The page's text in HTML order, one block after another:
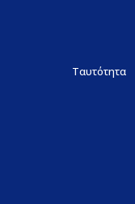
Ταυτότητα